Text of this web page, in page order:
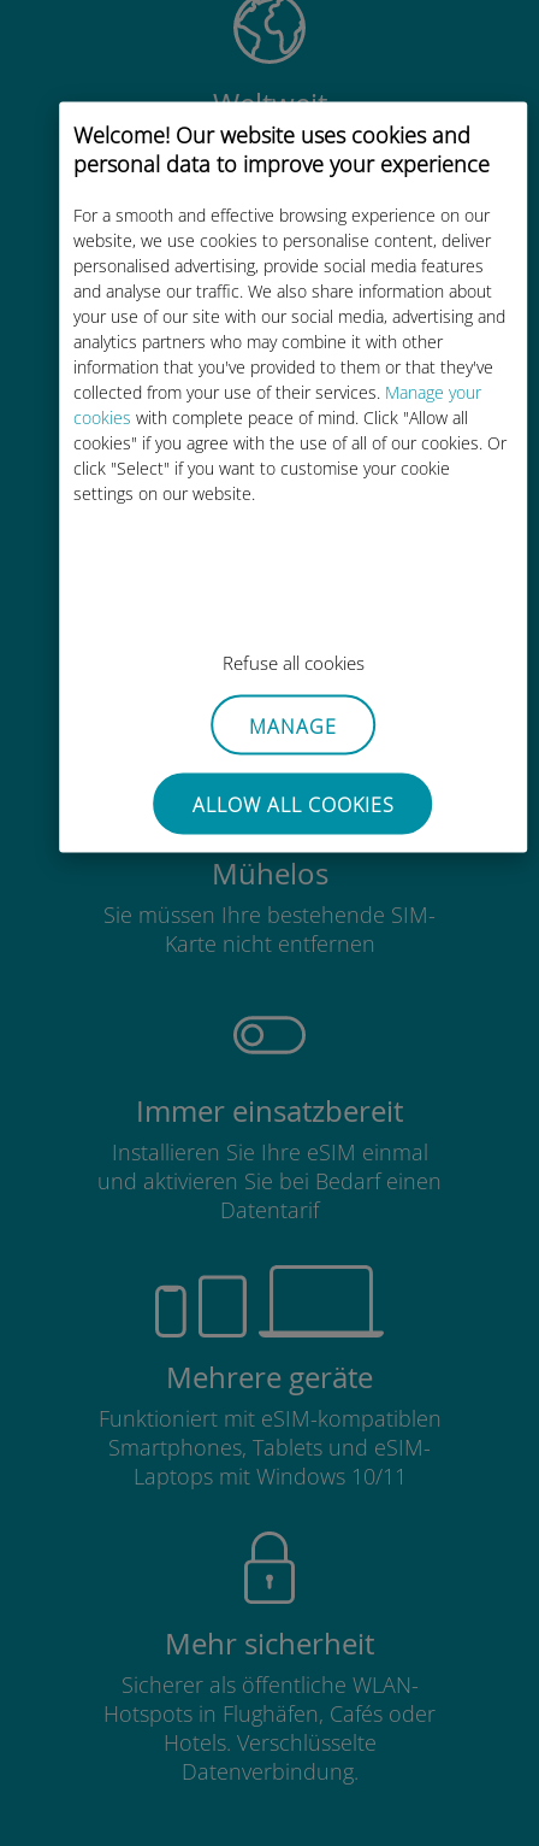
Welcome! Our website uses cookies and
personal data to improve your experience
For a smooth and effective browsing experience on our
website, we use cookies to personalise content, deliver
personalised advertising, provide social media features
and analyse our traffic. We also share information about
your use of our site with our social media, advertising and
analytics partners who may combine it with other
information that you've provided to them or that they've
collected from your use of their services. Manage your
cookies with complete peace of mind. Click "Allow all
cookies" if you agree with the use of all of our cookies. Or
click "Select" if you want to customise your cookie
settings on our website.
Refuse all cookies
MANAGE
ALLOW ALL COOKIES
Weltweit
Weltweite hochwertige
Mobilfunkkonnektivität in über 200
Reiseziele
Kostengünstig
Bis zu 90 % günstiger als Roaming-
Gebühren bei Ihrem bisherigen
Anbieter
Überall über die Ubigi-App, auch
ohne WLAN oder Datenguthaben
Mühelos
Sie müssen Ihre bestehende SIM-
Karte nicht entfernen
Immer einsatzbereit
Installieren Sie Ihre eSIM einmal
und aktivieren Sie bei Bedarf einen
Datentarif
Mehrere geräte
Funktioniert mit eSIM-kompatiblen
Smartphones, Tablets und eSIM-
Laptops mit Windows 10/11
Mehr sicherheit
Sicherer als öffentliche WLAN-
Hotspots in Flughäfen, Cafés oder
Hotels. Verschlüsselte
Datenverbindung.